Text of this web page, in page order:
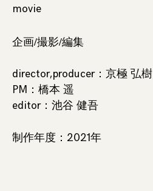
movie
企画/撮影/編集
director,producer：京極 弘樹
PM：橋本 遥
editor：池谷 健吾
制作年度：2021年